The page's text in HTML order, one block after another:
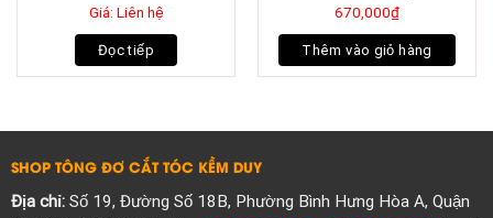
Giá: Liên hệ
Đọc tiếp
670,000₫
Thêm vào giỏ hàng
SHOP TÔNG ĐƠ CẮT TÓC KỀM DUY
Địa chỉ:Số 19, Đường Số 18B, Phường Bình Hưng Hòa A, Quận